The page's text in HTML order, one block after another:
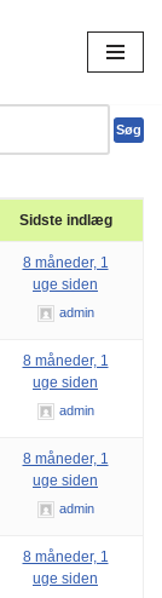
Sidste indlæg
8 måneder, 1
uge siden
admin
8 måneder, 1
uge siden
admin
8 måneder, 1
uge siden
admin
8 måneder, 1
uge siden